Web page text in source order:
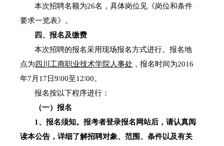
本次招聘名额为26名，具体岗位见《岗位和条件
要求一览表》。
四、报名及缴费
本次招聘的报名采用现场报名方式进行。报名地
点为 四川工商职业技术学院人事处 ，报名时间为2016
年7 月 17 日9∶00至12∶00。
报名按以下程序进行：
（一）报名
1 、报名须知。报考者登录报名网站后，请认真阅
读本公告，详细了解招聘对象、范围、条件以及有关